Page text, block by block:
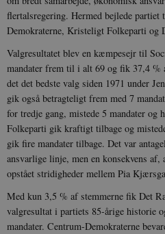
flertalsregering. Hermed bejlede
Demokraterne, Kristeligt Folkeparti og
Valgresultatet blev en kæmpesejr til
mandater frem til i alt 69 og fik 37,4 %
det det bedste valg siden 1971 under
gik også betragteligt frem med 7
for tredje gang, mistede 5 mandater og
Folkeparti gik kraftigt tilbage og
gik fire mandater tilbage. Det var
ansvarlige linje, men en konsekvens
opstået stridigheder mellem Pia
Med kun 3,5 % af stemmerne fik Det
valgresultat i partiets 85-årige historie
mandater. Centrum-Demokraterne